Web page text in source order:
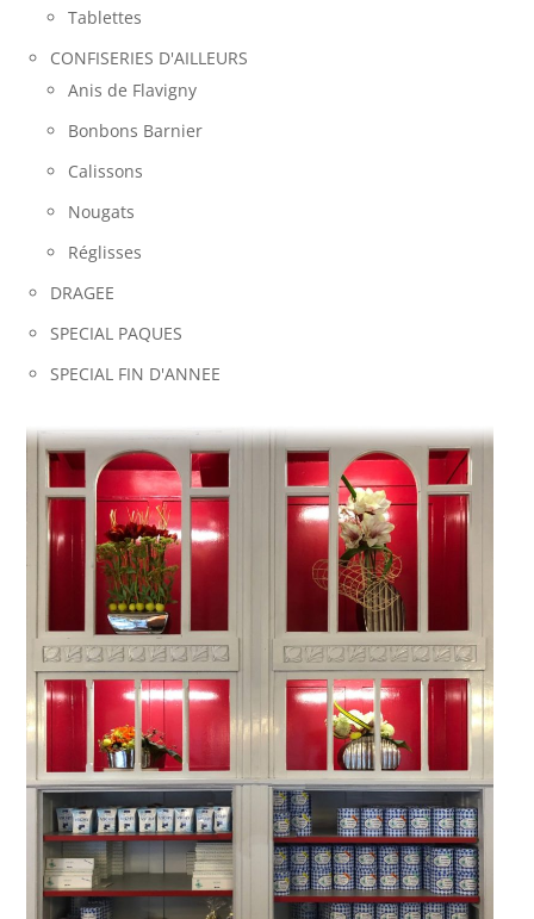
Tablettes
CONFISERIES D'AILLEURS
Anis de Flavigny
Bonbons Barnier
Calissons
Nougats
Réglisses
DRAGEE
SPECIAL PAQUES
SPECIAL FIN D'ANNEE